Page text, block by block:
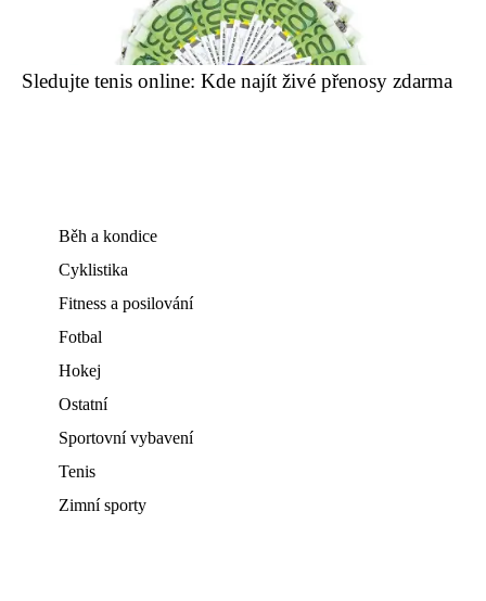
Sledujte tenis online: Kde najít živé přenosy zdarma
Běh a kondice
Cyklistika
Fitness a posilování
Fotbal
Hokej
Ostatní
Sportovní vybavení
Tenis
Zimní sporty